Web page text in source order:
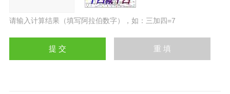
请输入计算结果（填写阿拉伯数字），如：三加四=7